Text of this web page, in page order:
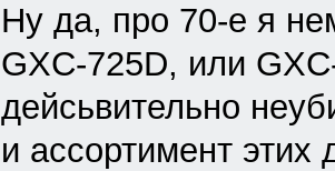
Ну да, про 70-е я
GXC-725D, или
дейсьвительно
и ассортимент этих